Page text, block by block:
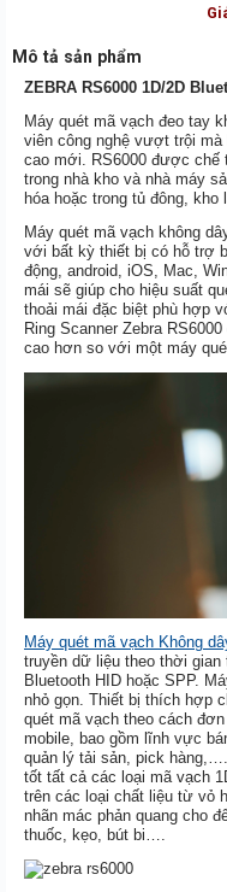
Mô tả sản phẩm
ZEBRA RS6000 1D/2D
Máy quét mã vạch đeo tay
viên công nghệ vượt trội mà
cao mới. RS6000 được chế
trong nhà kho và nhà máy
hóa hoặc trong tủ đông, kho
Máy quét mã vạch không
với bất kỳ thiết bị có hỗ trợ
động, android, iOS, Mac,
mái sẽ giúp cho hiệu suất
thoải mái đặc biệt phù hợp
Ring Scanner Zebra
cao hơn so với một máy
Máy quét mã vạch Không
truyền dữ liệu theo thời
Bluetooth HID hoặc SPP.
nhỏ gọn. Thiết bị thích hợp
quét mã vạch theo cách
mobile, bao gồm lĩnh vực
quản lý tải sản, pick
tốt tất cả các loại mã vạch
trên các loại chất liệu từ vỏ
nhãn mác phản quang cho
thuốc, kẹo, bút bi….